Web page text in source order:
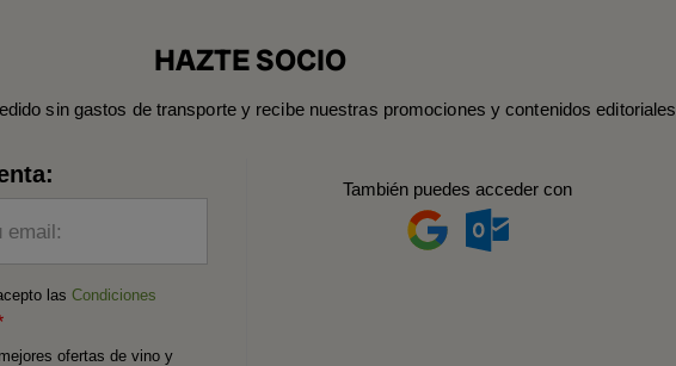
HAZTE SOCIO
sin gastos de transporte y recibe nuestras promociones y contenidos editoriales
email:
las Condiciones
ofertas de vino y
También puedes acceder con